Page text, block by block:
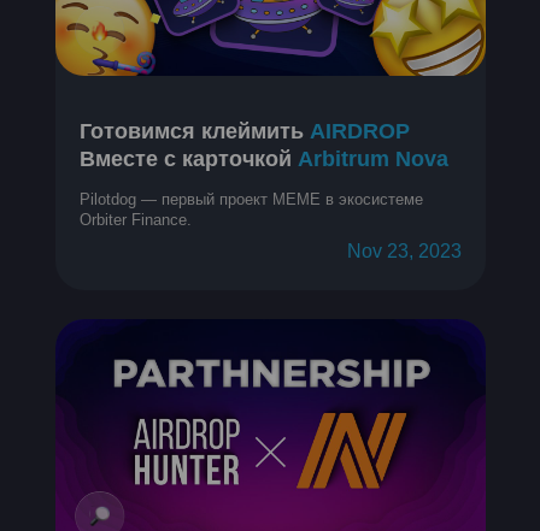
Готовимся клеймить AIRDROP
Вместе с карточкой Arbitrum Nova
Pilotdog — первый проект MEME в экосистеме
Orbiter Finance.
Nov 23, 2023